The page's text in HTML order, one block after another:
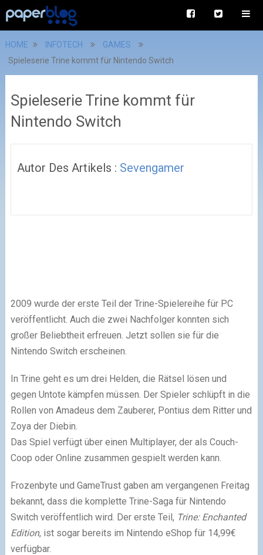
HOME INFOTECH
GAMES
Spieleserie Trine kommt für Nintendo Switch
Spieleserie Trine kommt für
Nintendo Switch
Autor Des Artikels : Sevengamer
2009 wurde der erste Teil der Trine-Spielereihe für PC
veröffentlicht. Auch die zwei Nachfolger konnten sich
großer Beliebtheit erfreuen. Jetzt sollen sie für die
Nintendo Switch erscheinen.
In Trine geht es um drei Helden, die Rätsel lösen und
gegen Untote kämpfen müssen. Der Spieler schlüpft in die
Rollen von Amadeus dem Zauberer, Pontius dem Ritter und
Zoya der Diebin.
Das Spiel verfügt über einen Multiplayer, der als Couch-
Coop oder Online zusammen gespielt werden kann.
Frozenbyte und GameTrust gaben am vergangenen Freitag
bekannt, dass die komplette Trine-Saga für Nintendo
Switch veröffentlich wird. Der erste Teil, Trine: Enchanted
Edition, ist sogar bereits im Nintendo eShop für 14,99€
verfügbar.